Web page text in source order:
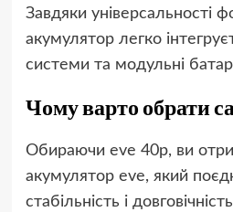
Завдяки універсальності
акумулятор легко
системи та модульні
Чому варто обрати
Обираючи eve 40p, ви
акумулятор eve, який
стабільність і